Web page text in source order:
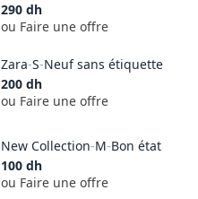
290 dh
ou Faire une offre
Zara-S-Neuf sans étiquette
200 dh
ou Faire une offre
New Collection-M-Bon état
100 dh
ou Faire une offre